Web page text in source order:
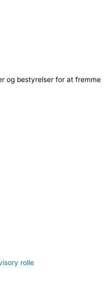
og bestyrelser for at fremme
rolle